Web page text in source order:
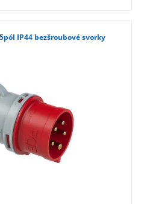
IP44 bezšroubové svorky